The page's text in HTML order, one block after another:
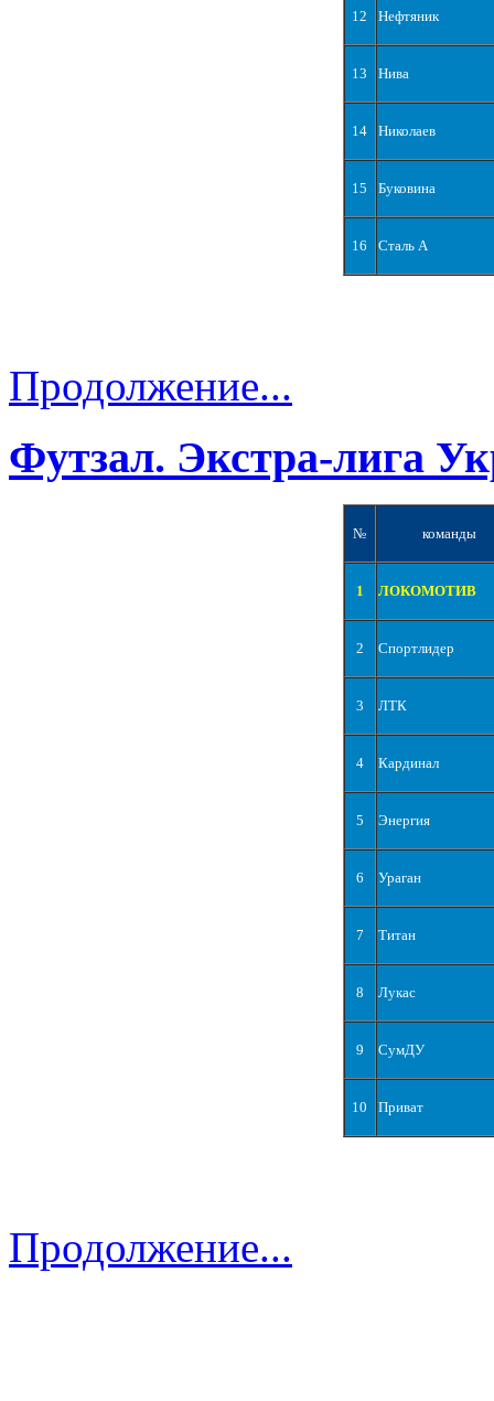
12 Нефтяник
13 Нива
14 Николаев
15 Буковина
16 Сталь А
Продолжение...
Футзал. Экстра-лига
№ команды
1 ЛОКОМОТИВ
2 Спортлидер
3 ЛТК
4 Кардинал
5 Энергия
6 Ураган
7 Титан
8 Лукас
9 СумДУ
10 Приват
Продолжение...